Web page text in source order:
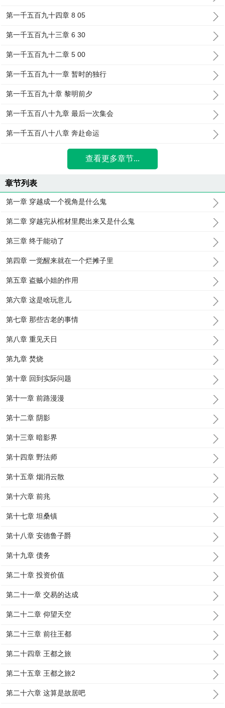
第一千五百九十四章 8 05
第一千五百九十三章 6 30
第一千五百九十二章 5 00
第一千五百九十一章 暂时的独行
第一千五百九十章 黎明前夕
第一千五百八十九章 最后一次集会
第一千五百八十八章 奔赴命运
查看更多章节...
章节列表
第一章 穿越成一个视角是什么鬼
第二章 穿越完从棺材里爬出来又是什么鬼
第三章 终于能动了
第四章 一觉醒来就在一个烂摊子里
第五章 盗贼小姐的作用
第六章 这是啥玩意儿
第七章 那些古老的事情
第八章 重见天日
第九章 焚烧
第十章 回到实际问题
第十一章 前路漫漫
第十二章 阴影
第十三章 暗影界
第十四章 野法师
第十五章 烟消云散
第十六章 前兆
第十七章 坦桑镇
第十八章 安德鲁子爵
第十九章 债务
第二十章 投资价值
第二十一章 交易的达成
第二十二章 仰望天空
第二十三章 前往王都
第二十四章 王都之旅
第二十五章 王都之旅2
第二十六章 这算是故居吧